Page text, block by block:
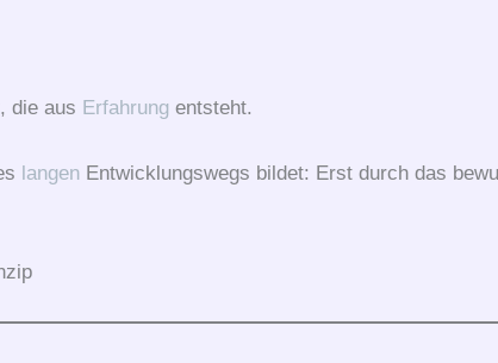
, die aus Erfahrungentsteht.
langenEntwicklungswegs bildet: Erst durch das